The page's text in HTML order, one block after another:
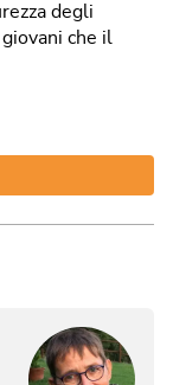
degli
che il